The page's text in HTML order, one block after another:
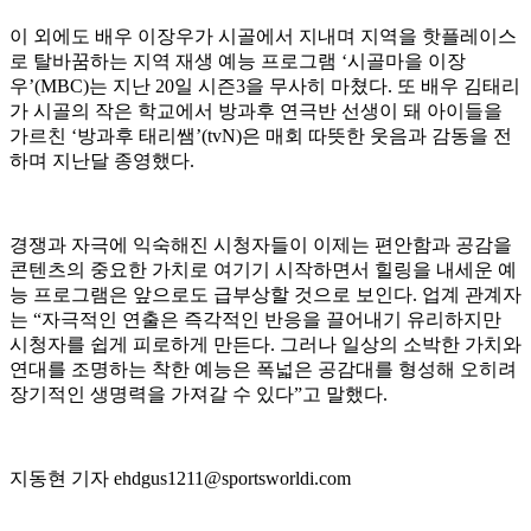
이 외에도 배우 이장우가 시골에서 지내며 지역을 핫플레이스
로 탈바꿈하는 지역 재생 예능 프로그램 ‘시골마을 이장
우’(MBC)는 지난 20일 시즌3을 무사히 마쳤다. 또 배우 김태리
가 시골의 작은 학교에서 방과후 연극반 선생이 돼 아이들을
가르친 ‘방과후 태리쌤’(tvN)은 매회 따뜻한 웃음과 감동을 전
하며 지난달 종영했다.
경쟁과 자극에 익숙해진 시청자들이 이제는 편안함과 공감을
콘텐츠의 중요한 가치로 여기기 시작하면서 힐링을 내세운 예
능 프로그램은 앞으로도 급부상할 것으로 보인다. 업계 관계자
는 “자극적인 연출은 즉각적인 반응을 끌어내기 유리하지만
시청자를 쉽게 피로하게 만든다. 그러나 일상의 소박한 가치와
연대를 조명하는 착한 예능은 폭넓은 공감대를 형성해 오히려
장기적인 생명력을 가져갈 수 있다”고 말했다.
지동현 기자 ehdgus1211@sportsworldi.com